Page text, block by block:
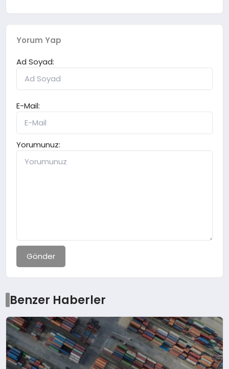
Yorum Yap
Ad Soyad:
E-Mail:
Yorumunuz:
Gönder
Benzer Haberler